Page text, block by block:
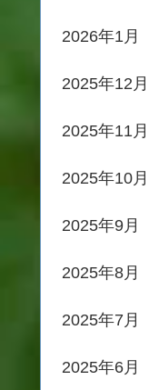
2026年1月
2025年12月
2025年11月
2025年10月
2025年9月
2025年8月
2025年7月
2025年6月